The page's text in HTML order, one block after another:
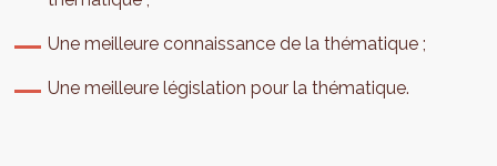
Une meilleure connaissance de la thématique ;
Une meilleure législation pour la thématique.